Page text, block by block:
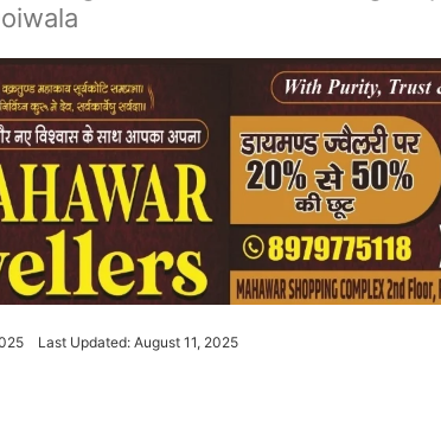
Last Updated: August 11, 2025